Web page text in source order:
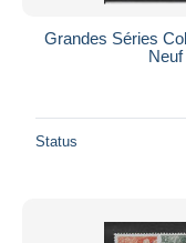
Grandes Séries
Status